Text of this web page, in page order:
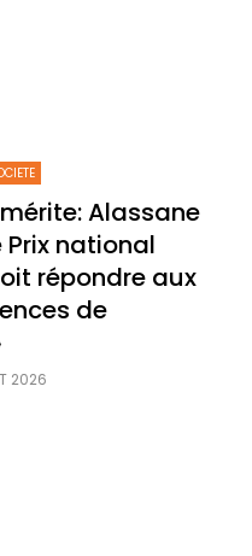
Alassane
Prix national
répondre aux
de
2026